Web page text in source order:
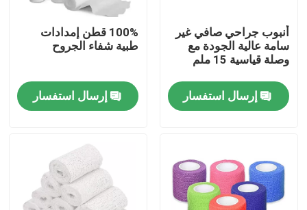
المنزل
فيديوهات
أنبوب جراحي صافي غير
سامة عالية الجودة مع
وصلة قياسية 15 ملم
إرسال استفسار
100% قطن إمدادات
طبية شفاء الجروح
إرسال استفسار